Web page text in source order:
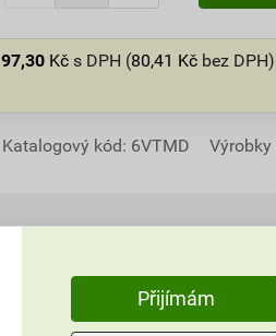
97,30 Kč s DPH (80,41 Kč bez
Katalogový kód: 6VTMD Výrobky
Přijímám